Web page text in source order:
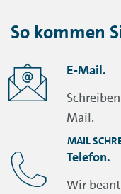
So kommen
E-Mail.
Mail.
MAIL
Telefon.
Wir